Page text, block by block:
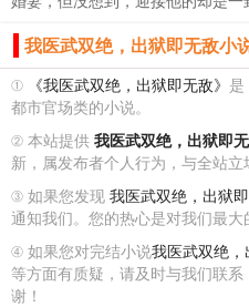
我医武双绝，出狱即无敌小
① 《我医武双绝，出狱即无敌》
都市官场类的小说。
② 本站提供 我医武双绝，出狱即
新，属发布者个人行为，与全站立
③ 如果您发现 我医武双绝，出狱
通知我们。您的热心是对我们最大
④ 如果您对完结小说我医武双绝
等方面有质疑，请及时与我们联
谢！